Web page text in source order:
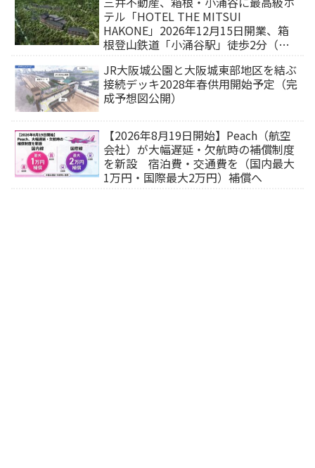
テル「HOTEL THE MITSUI
HAKONE」2026年12月15日開業、箱
根登山鉄道「小涌谷駅」徒歩2分（旅
JR大阪城公園と大阪城東部地区を結ぶ
接続デッキ2028年春供用開始予定（完
成予想図公開）
【2026年8月19日開始】Peach（航空
会社）が大幅遅延・欠航時の補償制度
を新設 宿泊費・交通費を（国内最大
1万円・国際最大2万円）補償へ